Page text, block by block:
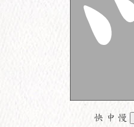
快 中 慢